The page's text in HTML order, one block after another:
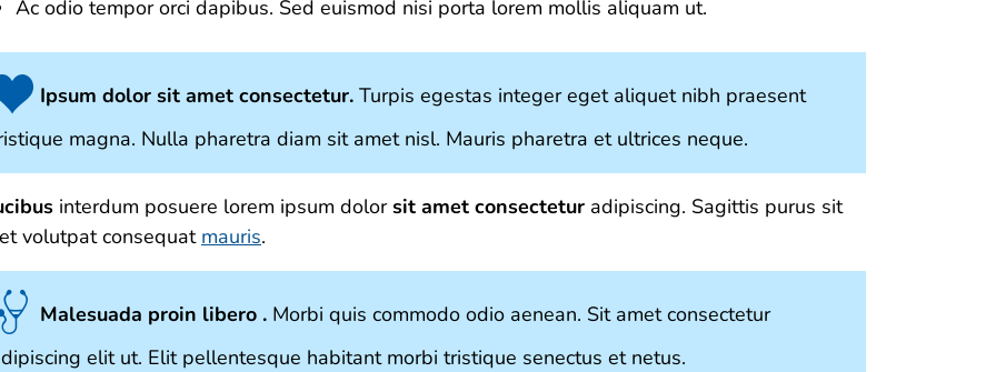
Ac odio tempor orci dapibus. Sed euismod nisi porta lorem mollis aliquam ut.
Ipsum dolor sit amet consectetur. Turpis egestas integer eget aliquet nibh praesent
magna. Nulla pharetra diam sit amet nisl. Mauris pharetra et ultrices neque.
interdum posuere lorem ipsum dolorsit amet consectetur adipiscing. Sagittis purus sit
volutpat consequat mauris.
Malesuada proin libero . Morbi quis commodo odio aenean. Sit amet consectetur
elit ut. Elit pellentesque habitant morbi tristique senectus et netus.